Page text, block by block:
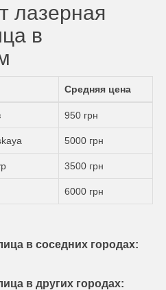
лазерная
в
Средняя цена
950 грн
5000 грн
3500 грн
6000 грн
в соседних городах:
в других городах: